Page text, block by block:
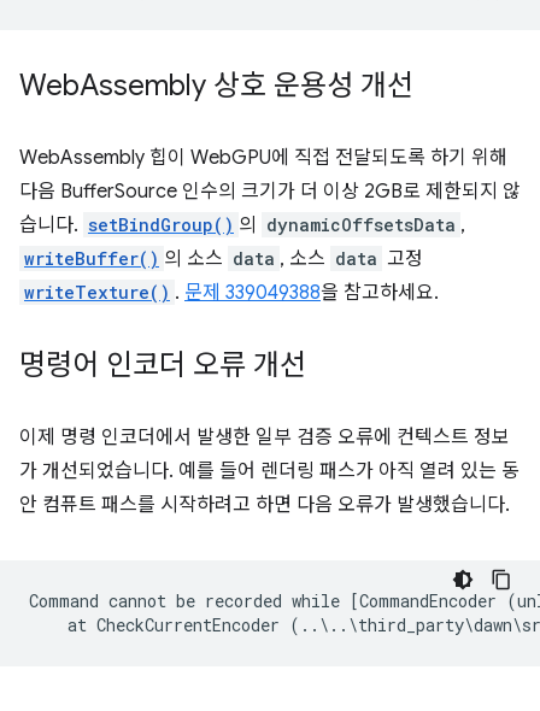
WebAssembly 상호 운용성 개선
WebAssembly 힙이 WebGPU에 직접 전달되도록 하기 위해
다음 BufferSource 인수의 크기가 더 이상 2GB로 제한되지 않
습니다. setBindGroup() 의 dynamicOffsetsData ,
writeBuffer() 의 소스 data , 소스 data 고정
writeTexture() . 문제 339049388을 참고하세요.
명령어 인코더 오류 개선
이제 명령 인코더에서 발생한 일부 검증 오류에 컨텍스트 정보
가 개선되었습니다. 예를 들어 렌더링 패스가 아직 열려 있는 동
안 컴퓨트 패스를 시작하려고 하면 다음 오류가 발생했습니다.
Command cannot be recorded while